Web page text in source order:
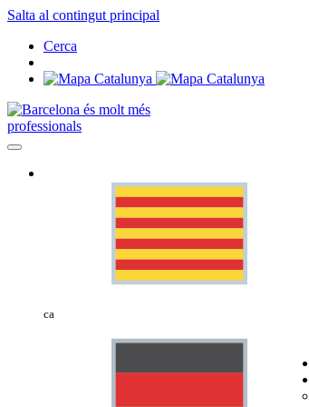
Salta al contingut principal
Cerca
professionals
ca